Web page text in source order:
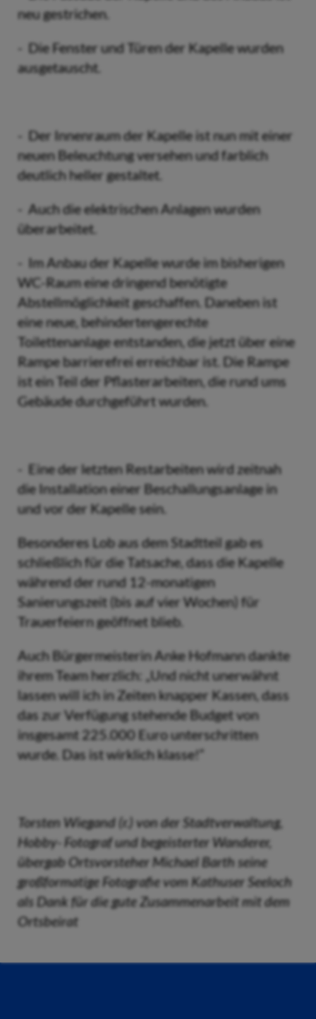
neu gestrichen.
- Die Fenster und Türen der Kapelle wurden
ausgetauscht.
- Der Innenraum der Kapelle ist nun mit einer
neuen Beleuchtung versehen und farblich
deutlich heller gestaltet.
- Auch die elektrischen Anlagen wurden
überarbeitet.
- Im Anbau der Kapelle wurde im bisherigen
WC-Raum eine dringend benötigte
Abstellmöglichkeit geschaffen. Daneben ist
eine neue, behindertengerechte
Toilettenanlage entstanden, die jetzt über eine
Rampe barrierefrei erreichbar ist. Die Rampe
ist ein Teil der Pflasterarbeiten, die rund ums
Gebäude durchgeführt wurden.
- Eine der letzten Restarbeiten wird zeitnah
die Installation einer Beschallungsanlage in
und vor der Kapelle sein.
Besonderes Lob aus dem Stadtteil gab es
schließlich für die Tatsache, dass die Kapelle
während der rund 12-monatigen
Sanierungszeit (bis auf vier Wochen) für
Trauerfeiern geöffnet blieb.
Auch Bürgermeisterin Anke Hofmann dankte
ihrem Team herzlich: „Und nicht unerwähnt
lassen will ich in Zeiten knapper Kassen, dass
das zur Verfügung stehende Budget von
insgesamt 225.000 Euro unterschritten
wurde. Das ist wirklich klasse!“
Torsten Wiegand (r.) von der Stadtverwaltung,
Hobby- Fotograf und begeisterter Wanderer,
übergab Ortsvorsteher Michael Barth seine
großformatige Fotografie vom Kathuser Seeloch
als Dank für die gute Zusammenarbeit mit dem
Ortsbeirat